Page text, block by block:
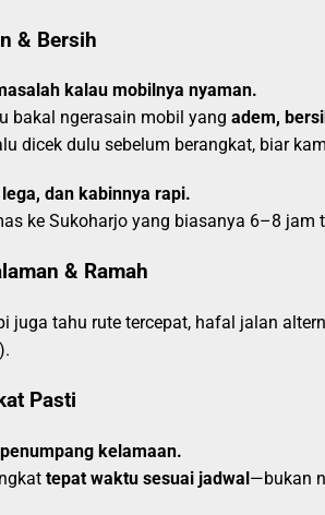
& Bersih
kalau mobilnya nyaman.
bakal ngerasain mobil yang adem,
dicek dulu sebelum berangkat, biar
dan kabinnya rapi.
ke Sukoharjo yang biasanya 6–8
& Ramah
juga tahu rute tercepat, hafal jalan
Pasti
kelamaan.
tepat waktu sesuai jadwal—bukan